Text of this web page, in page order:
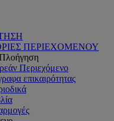
ΠΕΡΙΕΧΟΜΕΝΟΥ
Περιεχόμενο
επικαιρότητας